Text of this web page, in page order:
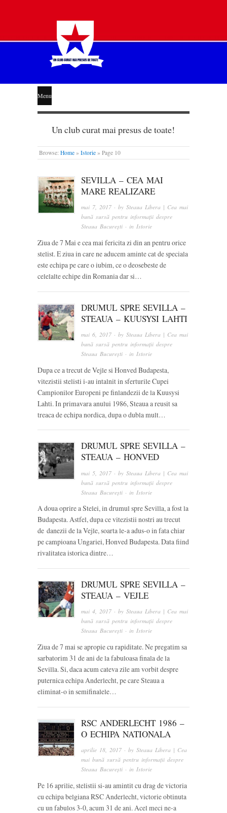
STEAUA
LIBERĂ
Menu
Un club curat mai presus de toate!
Browse: Home » Istorie » Page 10
SEVILLA – CEA MAI
MARE REALIZARE
mai 7, 2017 · bySteaua Libera | Cea mai
bună sursă pentru informații despre
Steaua București · inIstorie
Ziua de 7 Mai e cea mai fericita zi din an pentru orice
stelist. E ziua in care ne aducem aminte cat de speciala
este echipa pe care o iubim, ce o deosebeste de
celelalte echipe din Romania dar si…
DRUMUL SPRE SEVILLA –
STEAUA – KUUSYSI LAHTI
mai 6, 2017 · bySteaua Libera | Cea mai
bună sursă pentru informații despre
Steaua București · in Istorie
Dupa ce a trecut de Vejle si Honved Budapesta,
vitezistii stelisti i-au intalnit in sferturile Cupei
Campionilor Europeni pe finlandezii de la Kuusysi
Lahti. In primavara anului 1986, Steaua a reusit sa
treaca de echipa nordica, dupa o dubla mult…
DRUMUL SPRE SEVILLA –
STEAUA – HONVED
mai 5, 2017 · bySteaua Libera | Cea mai
bună sursă pentru informații despre
Steaua București · in Istorie
A doua oprire a Stelei, in drumul spre Sevilla, a fost la
Budapesta. Astfel, dupa ce vitezistii nostri au trecut
de danezii de la Vejle, soarta le-a adus-o in fata chiar
pe campioana Ungariei, Honved Budapesta. Data fiind
rivalitatea istorica dintre…
DRUMUL SPRE SEVILLA –
STEAUA – VEJLE
mai 4, 2017 · bySteaua Libera | Cea mai
bună sursă pentru informații despre
Steaua București · inIstorie
Ziua de 7 mai se apropie cu rapiditate. Ne pregatim sa
sarbatorim 31 de ani de la fabuloasa finala de la
Sevilla. Si, daca acum cateva zile am vorbit despre
puternica echipa Anderlecht, pe care Steaua a
eliminat-o in semifinalele…
RSC ANDERLECHT 1986 –
O ECHIPA NATIONALA
aprilie 18, 2017 · bySteaua Libera | Cea
mai bună sursă pentru informații despre
Steaua București · in Istorie
Pe 16 aprilie, stelistii si-au amintit cu drag de victoria
cu echipa belgiana RSC Anderlecht, victorie obtinuta
cu un fabulos 3-0, acum 31 de ani. Acel meci ne-a